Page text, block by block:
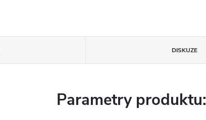
DISKUZE
Parametry produktu: